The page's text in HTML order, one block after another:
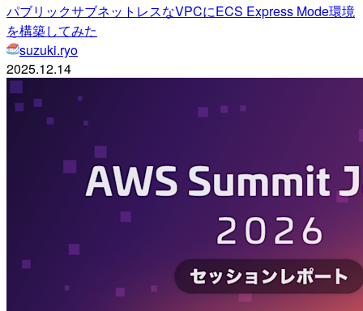
パブリックサブネットレスなVPCにECS Express Mode環境
を構築してみた
suzuki.ryo
2025.12.14